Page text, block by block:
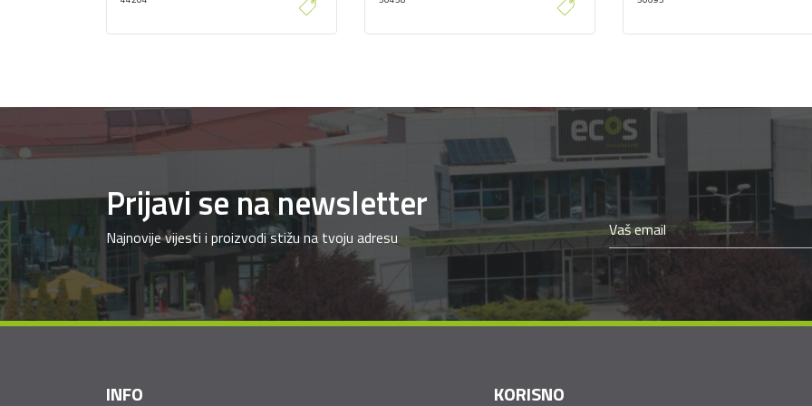
Prijavi se na newsletter
Najnovije vijesti i proizvodi stižu na tvoju adresu
INFO KORISNO